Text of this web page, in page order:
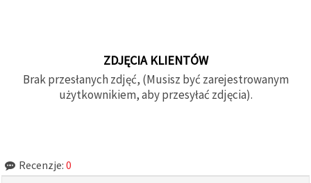
ZDJĘCIA KLIENTÓW
Brak przesłanych zdjęć, (Musisz być zarejestrowanym
użytkownikiem, aby przesyłać zdjęcia).
Recenzje: 0